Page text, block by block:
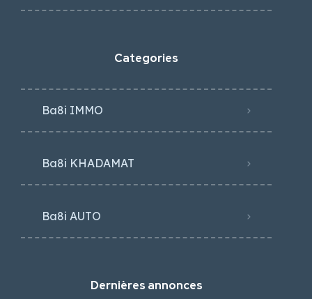
Categories
Ba8i IMMO
Ba8i KHADAMAT
Ba8i AUTO
Dernières annonces